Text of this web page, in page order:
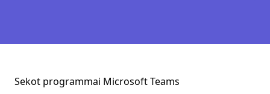
Sekot programmai Microsoft Teams